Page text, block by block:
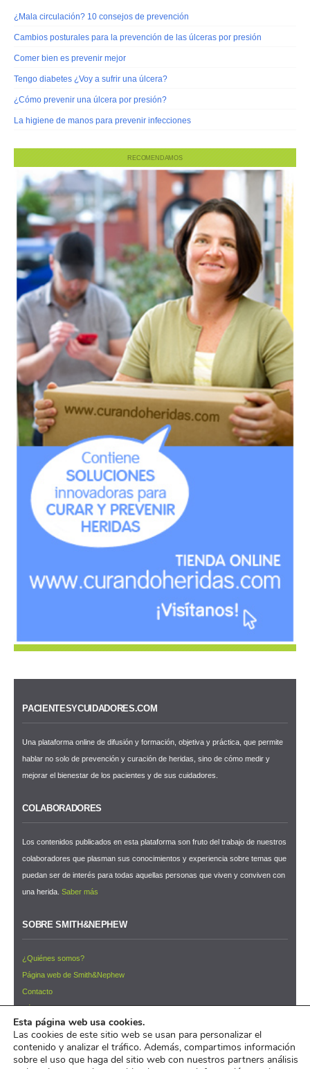
¿Mala circulación? 10 consejos de prevención
Cambios posturales para la prevención de las úlceras por presión
Comer bien es prevenir mejor
Tengo diabetes ¿Voy a sufrir una úlcera?
¿Cómo prevenir una úlcera por presión?
La higiene de manos para prevenir infecciones
RECOMENDAMOS
PACIENTESYCUIDADORES.COM
Una plataforma online de difusión y formación, objetiva y práctica, que permite
hablar no solo de prevención y curación de heridas, sino de cómo medir y
mejorar el bienestar de los pacientes y de sus cuidadores.
COLABORADORES
Los contenidos publicados en esta plataforma son fruto del trabajo de nuestros
colaboradores que plasman sus conocimientos y experiencia sobre temas que
puedan ser de interés para todas aquellas personas que viven y conviven con
una herida.Saber más
SOBRE SMITH&NEPHEW
¿Quiénes somos?
Página web de Smith&Nephew
Contacto
Términos y condiciones de uso
NEWSLETTER ¡Suscríbete ahora!
© 2026 Pacientes y Cuidadores™
Esta página web usa cookies.
Las cookies de este sitio web se usan para personalizar el
contenido y analizar el tráfico. Además, compartimos información
sobre el uso que haga del sitio web con nuestros partners análisis